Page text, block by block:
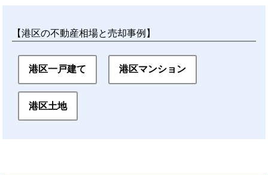
【港区の不動産相場と売却事例】
港区一戸建て 港区マンション
港区土地